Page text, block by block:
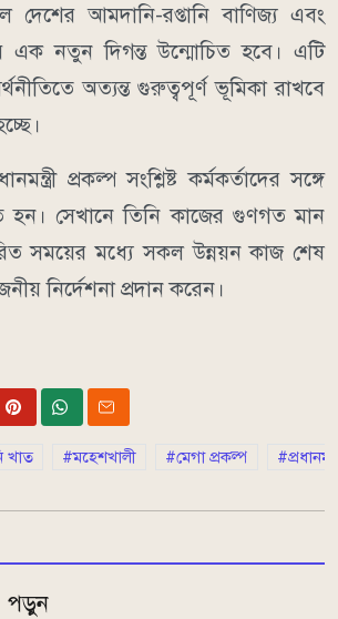
আমদানি-রপ্তানি বাণিজ্য এবং
এক নতুন দিগন্ত উন্মোচিত হবে। এটি
অত্যন্ত গুরুত্বপূর্ণ ভূমিকা রাখবে
প্রকল্প সংশ্লিষ্ট কর্মকর্তাদের সঙ্গে
হন। সেখানে তিনি কাজের গুণগত মান
সময়ের মধ্যে সকল উন্নয়ন কাজ শেষ
নির্দেশনা প্রদান করেন।
খাত মহেশখালী মেগা প্রকল্প
পড়ুন